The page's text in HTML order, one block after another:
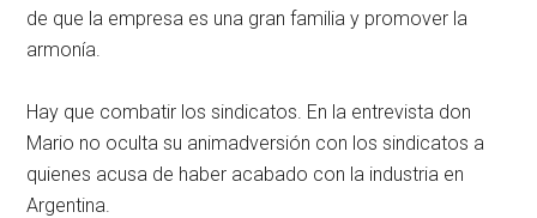
de que la empresa es una gran familia y promover la
armonía.
Hay que combatir los sindicatos. En la entrevista don
Mario no oculta su animadversión con los sindicatos a
quienes acusa de haber acabado con la industria en
Argentina.